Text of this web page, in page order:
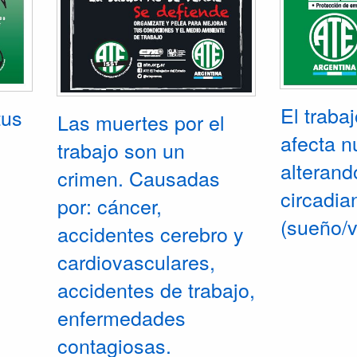
a
a
producirán
muertes por
Indignante
gobiernos
necesarios
amianto o
Las muertes por el
trabajo son un
crimen. Causadas
por: cáncer,
accidentes cerebro y
cardiovasculares,
accidentes de trabajo,
enfermedades
contagiosas.
El
afecta
(sueño/